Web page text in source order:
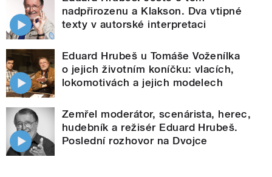
nadpřirozenu a Klakson. Dva vtipné
texty v autorské interpretaci
Eduard Hrubeš u Tomáše Voženílka
o jejich životním koníčku: vlacích,
lokomotivách a jejich modelech
Zemřel moderátor, scenárista, herec,
hudebník a režisér Eduard Hrubeš.
Poslední rozhovor na Dvojce